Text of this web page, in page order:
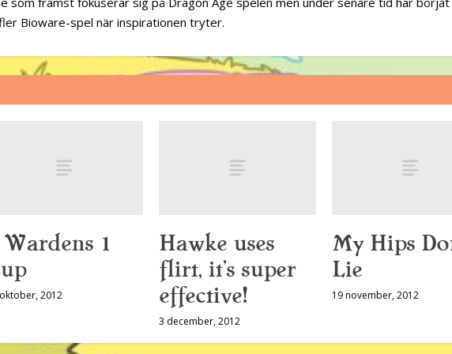
Bioware-spel när inspirationen tryter.
Wardens 1
2012
Hawke uses
flirt, it’s super
effective!
3 december, 2012
My Hips
Lie
19 november, 2012